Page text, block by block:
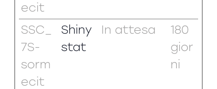
ecit
SSC_
7S-
sorm
ecit
Shiny
stat
In attesa
180
gior
ni